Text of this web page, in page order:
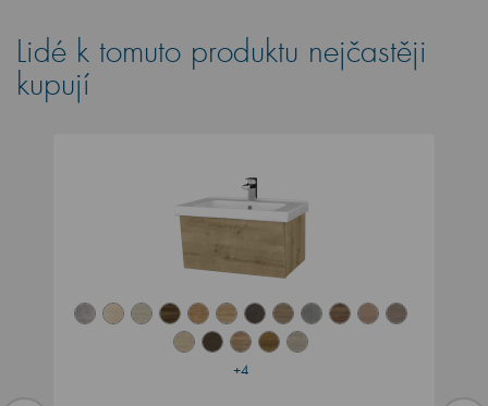
Lidé k tomuto produktu nejčastěji
kupují
+4